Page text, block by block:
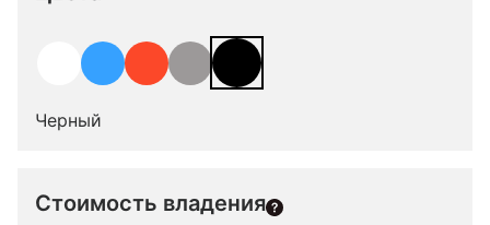
Черный
Стоимость владения